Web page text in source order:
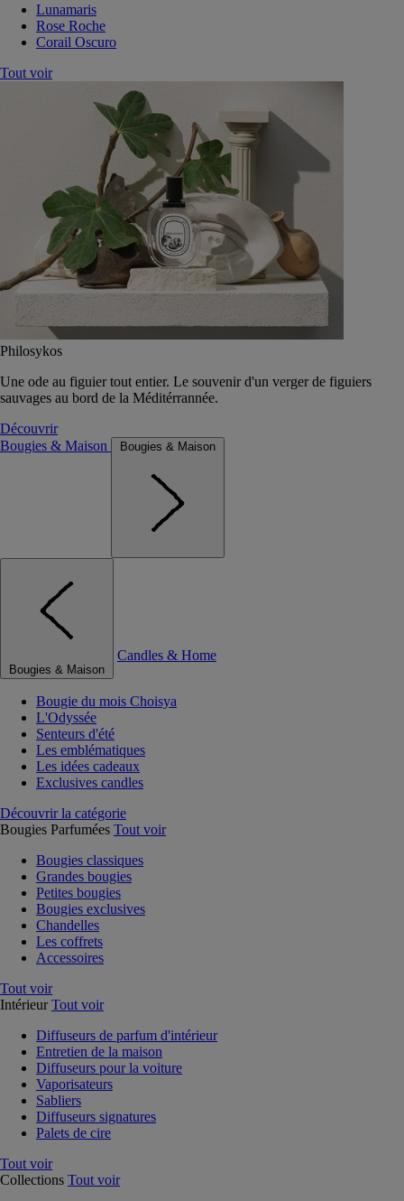
Lunamaris
Rose Roche
Corail Oscuro
Tout voir
Philosykos
Une ode au figuier tout entier. Le souvenir d'un verger de figuiers
sauvages au bord de la Méditérrannée.
Découvrir
Bougies & Maison
Bougies & Maison
Bougies & Maison
Candles & Home
Bougie du mois Choisya
L'Odyssée
Senteurs d'été
Les emblématiques
Les idées cadeaux
Exclusives candles
Découvrir la catégorie
Bougies Parfumées Tout voir
Bougies classiques
Grandes bougies
Petites bougies
Bougies exclusives
Chandelles
Les coffrets
Accessoires
Tout voir
Intérieur Tout voir
Diffuseurs de parfum d'intérieur
Entretien de la maison
Diffuseurs pour la voiture
Vaporisateurs
Sabliers
Diffuseurs signatures
Palets de cire
Tout voir
Collections Tout voir